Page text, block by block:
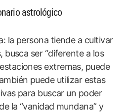
astrológico
la persona tiende a cultivar
busca ser “diferente a los
extremas, puede
puede utilizar estas
para buscar un poder
la “vanidad mundana” y